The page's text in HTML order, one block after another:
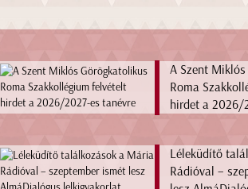
A Szent
Roma
hirdet a 2026/
Léleküdítő
Rádióval –